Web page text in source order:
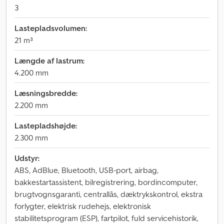
3
Lastepladsvolumen:
21 m³
Længde af lastrum:
4.200 mm
Læsningsbredde:
2.200 mm
Lastepladshøjde:
2.300 mm
Udstyr:
ABS, AdBlue, Bluetooth, USB-port, airbag,
bakkestartassistent, bilregistrering, bordincomputer,
brugtvognsgaranti, centrallås, dæktrykskontrol, ekstra
forlygter, elektrisk rudehejs, elektronisk
stabilitetsprogram (ESP), fartpilot, fuld servicehistorik,